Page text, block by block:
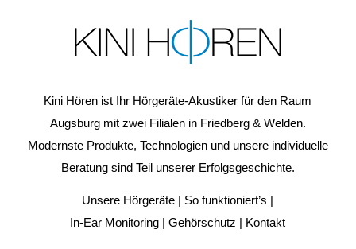
Kini Hören ist Ihr Hörgeräte-Akustiker für den Raum
Augsburg mit zwei Filialen in Friedberg & Welden.
Modernste Produkte, Technologien und unsere individuelle
Beratung sind Teil unserer Erfolgsgeschichte.
Unsere Hörgeräte | So funktioniert’s |
In-Ear Monitoring |Gehörschutz | Kontakt